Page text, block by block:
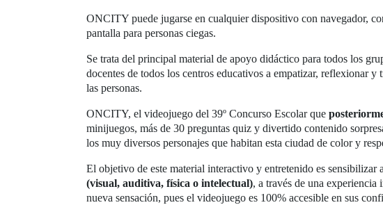
ONCITY puede jugarse en cualquier dispositivo con navegador,
pantalla para personas ciegas.
Se trata del principal material de apoyo didáctico para todos los
docentes de todos los centros educativos a empatizar, reflexionar
las personas.
ONCITY, el videojuego del 39º Concurso Escolar que
minijuegos, más de 30 preguntas quiz y divertido contenido
los muy diversos personajes que habitan esta ciudad de color y
El objetivo de este material interactivo y entretenido es
(visual, auditiva, física o intelectual), a través de una
nueva sensación, pues el videojuego es 100% accesible en sus